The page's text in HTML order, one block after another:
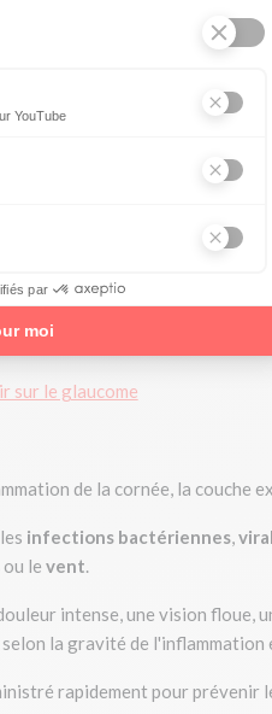
à une perte de vision
par des médicaments et parfois
sur le glaucome
de la cornée, la couche
infections bactériennes,
ou le vent.
intense, une vision floue,
selon la gravité de
rapidement pour prévenir
YouTube
tous les jours sur notre site, ce petit
par
moi